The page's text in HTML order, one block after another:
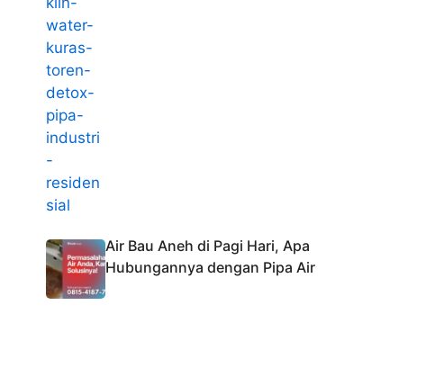
Air Bau Aneh di Pagi Hari, Apa
Hubungannya dengan Pipa Air